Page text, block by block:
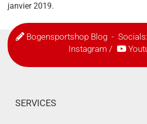
janvier 2019.
Bogensportshop Blog- Socials:
Instagram /
SERVICES